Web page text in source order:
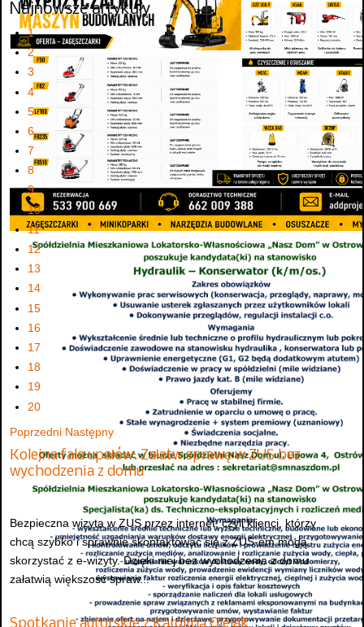
Najnowsze artykuły
1
2
3
4
5
6
7
8
9
10
11
12
13
14
15
16
17
18
19
20
Poprzedni Następny
Kolejna fala upałów. Załatw sprawę w ZUS bez
wychodzenia z domu
Bezpieczna wizyta w ZUS przez internet, czyli klienci, którzy
chcą szybko i sprawnie skontaktować się z ZUS-em mogą
skorzystać z e-wizyty. Dzięki niej bez wychodzenia z domu
załatwią większość spraw...